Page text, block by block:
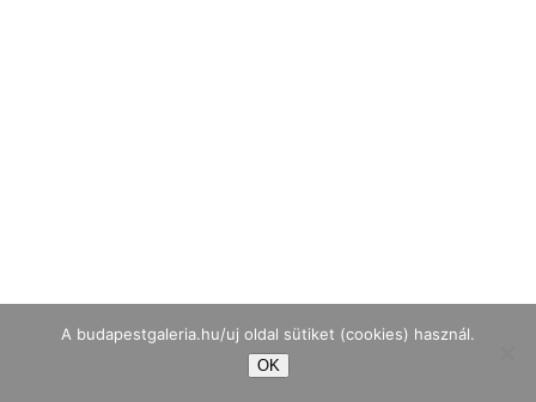
A budapestgaleria.hu/uj oldal sütiket (cookies) használ.
OK